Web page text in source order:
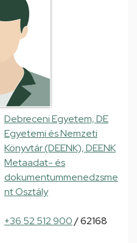
Debreceni Egyetem, DE
Egyetemi és Nemzeti
Könyvtár (DEENK), DEENK
Metaadat- és
dokumentummenedzsme
nt Osztály
+36 52 512 900/ 62168